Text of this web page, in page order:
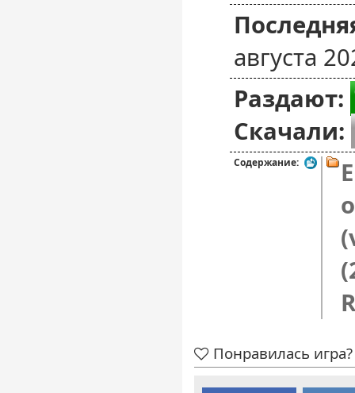
августа
Раздают:
Скачали:
Содержание:
Понравилась